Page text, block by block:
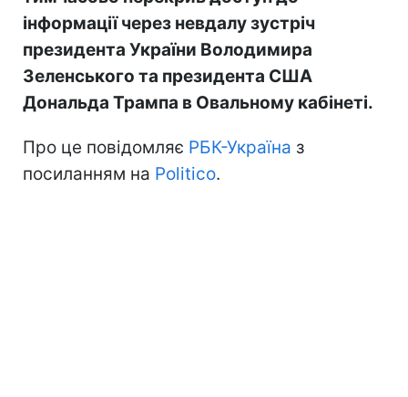
інформації через невдалу зустріч
президента України Володимира
Зеленського та президента США
Дональда Трампа в Овальному кабінеті.
Про це повідомляє РБК-Україна з
посиланням на Politico.